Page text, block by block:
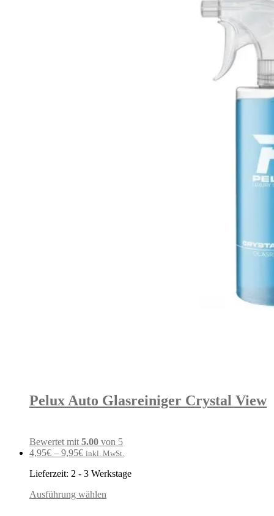
Pelux Auto Glasreiniger Crystal View
Bewertet mit 5.00 von 5
4,95€ – 9,95€ inkl. MwSt.
Lieferzeit: 2 - 3 Werkstage
Ausführung wählen